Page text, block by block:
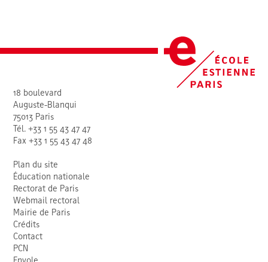
18 boulevard
Auguste-Blanqui
75013 Paris
Tél. +33 1 55 43 47 47
Fax +33 1 55 43 47 48
Plan du site
Éducation nationale
Rectorat de Paris
Webmail rectoral
Mairie de Paris
Crédits
Contact
PCN